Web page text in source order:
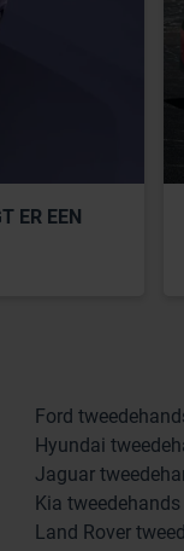
ER EEN
Ford
Hyundai
Jaguar
Kia
Land Rover